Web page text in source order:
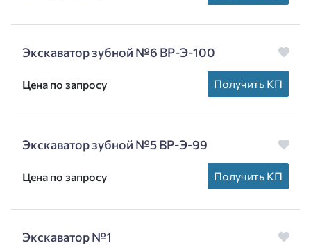
Экскаватор зубной №6 ВР-Э-100
Цена по запросу Получить КП
Экскаватор зубной №5 ВР-Э-99
Цена по запросу Получить КП
Экскаватор №1